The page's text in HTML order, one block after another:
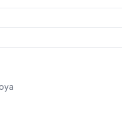
Gnocchi di Patate 500g'